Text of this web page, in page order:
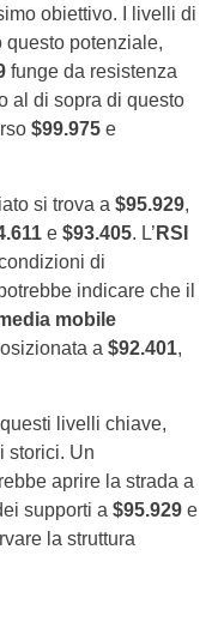
obiettivo. I livelli di
potenziale,
funge da resistenza
al di sopra di questo
$99.975 e
si trova a $95.929,
e $93.405. L’ RSI
di
indicare che il
mobile
a $92.401,
questi livelli chiave,
storici. Un
aprire la strada a
supporti a $95.929 e
la struttura